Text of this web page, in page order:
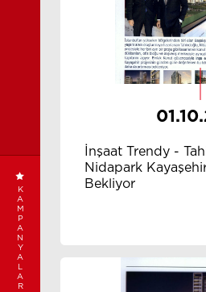
K
A
M
P
A
N
Y
A
L
A
R
İnşaat Trendy -
Nidapark
Bekliyor